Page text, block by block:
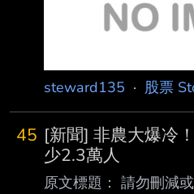
steward135 · 股票
45 [新聞] 非農大爆冷
少2.3萬人
原文標題： 請勿刪減